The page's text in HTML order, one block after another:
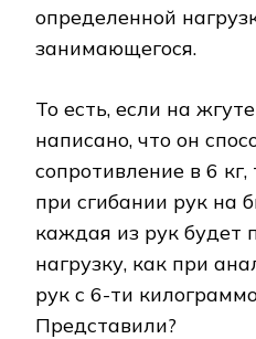
определенной
занимающегося.
То есть, если на
написано, что он
сопротивление в 6 кг,
при сгибании рук на
каждая из рук будет
нагрузку, как при
рук с 6-ти
Представили?